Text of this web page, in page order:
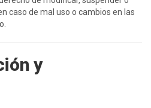
caso de mal uso o cambios en las
y